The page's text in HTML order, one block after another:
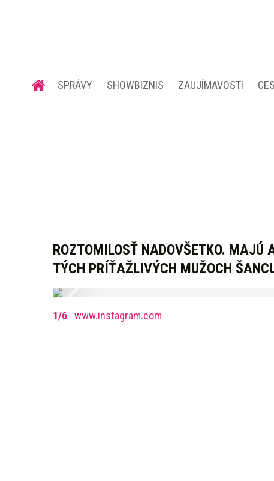
SPRÁVY SHOWBIZNIS ZAUJÍMAVOSTI
ROZTOMILOSŤ NADOVŠETKO. MAJÚ
TÝCH PRÍŤAŽLIVÝCH MUŽOCH
www.instagram.com